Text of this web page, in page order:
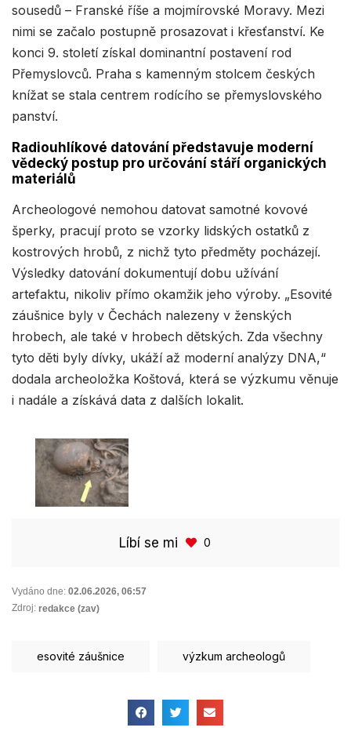
sousedů – Franské říše a mojmírovské Moravy. Mezi
nimi se začalo postupně prosazovat i křesťanství. Ke
konci 9. století získal dominantní postavení rod
Přemyslovců. Praha s kamenným stolcem českých
knížat se stala centrem rodícího se přemyslovského
panství.
Radiouhlíkové datování představuje moderní
vědecký postup pro určování stáří organických
materiálů
Archeologové nemohou datovat samotné kovové
šperky, pracují proto se vzorky lidských ostatků z
kostrových hrobů, z nichž tyto předměty pocházejí.
Výsledky datování dokumentují dobu užívání
artefaktu, nikoliv přímo okamžik jeho výroby. „Esovité
záušnice byly v Čechách nalezeny v ženských
hrobech, ale také v hrobech dětských. Zda všechny
tyto děti byly dívky, ukáží až moderní analýzy DNA,“
dodala archeoložka Koštová, která se výzkumu věnuje
i nadále a získává data z dalších lokalit.
Líbí se mi 0
Vydáno dne: 02.06.2026, 06:57
Zdroj: redakce (zav)
esovité záušnice výzkum archeologů